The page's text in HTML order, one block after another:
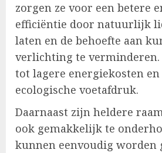
zorgen ze voor een betere
efficiëntie door natuurlijk
laten en de behoefte aan
verlichting te
tot lagere energiekosten
ecologische voetafdruk.
Daarnaast zijn heldere
ook gemakkelijk te
kunnen eenvoudig worden